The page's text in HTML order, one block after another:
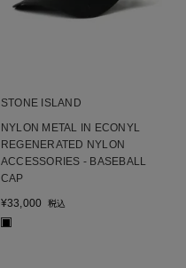
STONE ISLAND
NYLON METAL IN ECONYL
REGENERATED NYLON
ACCESSORIES - BASEBALL
CAP
¥33,000 税込
■